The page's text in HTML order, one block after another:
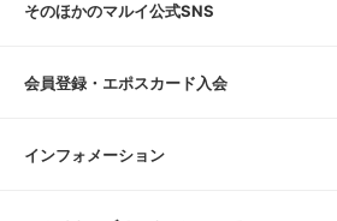
そのほかのマルイ公式SNS
会員登録・エポスカード入会
インフォメーション